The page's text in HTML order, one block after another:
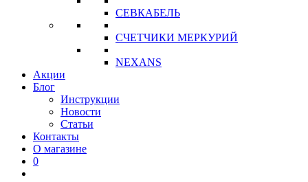
СЕВКАБЕЛЬ
СЧЕТЧИКИ МЕРКУРИЙ
NEXANS
Акции
Блог
Инструкции
Новости
Статьи
Контакты
О магазине
0